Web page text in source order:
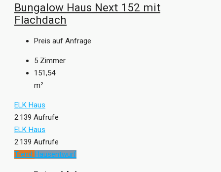
Bungalow Haus Next 152 mit
Flachdach
Preis auf Anfrage
5 Zimmer
151,54
m²
ELK Haus
2.139 Aufrufe
ELK Haus
2.139 Aufrufe
Trend Hausentwurf